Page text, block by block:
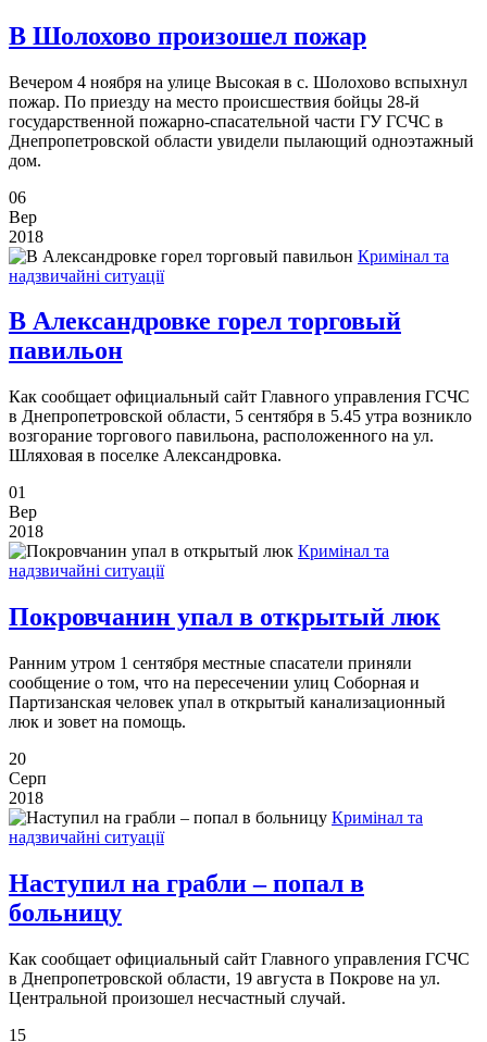
В Шолохово произошел пожар
Вечером 4 ноября на улице Высокая в с. Шолохово вспыхнул
пожар. По приезду на место происшествия бойцы 28-й
государственной пожарно-спасательной части ГУ ГСЧС в
Днепропетровской области увидели пылающий одноэтажный
дом.
06
Вер
2018
Кримінал та
надзвичайні ситуації
В Александровке горел торговый
павильон
Как сообщает официальный сайт Главного управления ГСЧС
в Днепропетровской области, 5 сентября в 5.45 утра возникло
возгорание торгового павильона, расположенного на ул.
Шляховая в поселке Александровка.
01
Вер
2018
Кримінал та
надзвичайні ситуації
Покровчанин упал в открытый люк
Ранним утром 1 сентября местные спасатели приняли
сообщение о том, что на пересечении улиц Соборная и
Партизанская человек упал в открытый канализационный
люк и зовет на помощь.
20
Серп
2018
Кримінал та
надзвичайні ситуації
Наступил на грабли – попал в
больницу
Как сообщает официальный сайт Главного управления ГСЧС
в Днепропетровской области, 19 августа в Покрове на ул.
Центральной произошел несчастный случай.
15